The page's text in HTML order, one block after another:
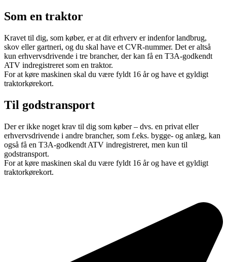
Som en traktor
Kravet til dig, som køber, er at dit erhverv er indenfor landbrug,
skov eller gartneri, og du skal have et CVR-nummer. Det er altså
kun erhvervsdrivende i tre brancher, der kan få en T3A-godkendt
ATV indregistreret som en traktor.
For at køre maskinen skal du være fyldt 16 år og have et gyldigt
traktorkørekort.
Til godstransport
Der er ikke noget krav til dig som køber – dvs. en privat eller
erhvervsdrivende i andre brancher, som f.eks. bygge- og anlæg, kan
også få en T3A-godkendt ATV indregistreret, men kun til
godstransport.
For at køre maskinen skal du være fyldt 16 år og have et gyldigt
traktorkørekort.